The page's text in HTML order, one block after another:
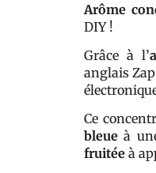
Arôme
DIY !
Grâce à l’
anglais
Ce
bleue à
fruitée à